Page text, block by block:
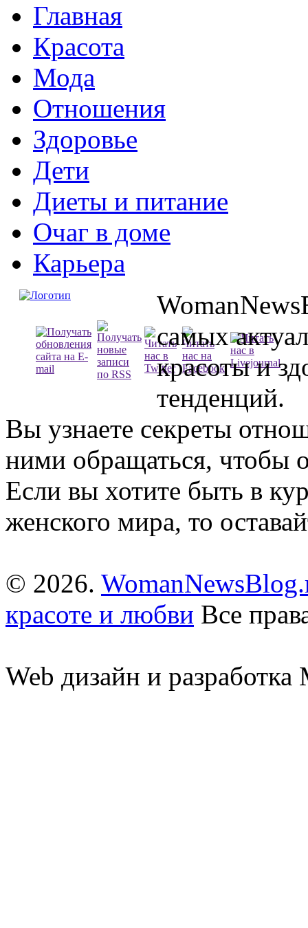
Главная
Красота
Мода
Отношения
Здоровье
Дети
Диеты и питание
Очаг в доме
Карьера
самых
красоты и
тенденций.
Вы узнаете секреты
ними обращаться, чтобы
Если вы хотите быть в
женского мира, то
© 2026.
красоте и любви Все
Web дизайн и